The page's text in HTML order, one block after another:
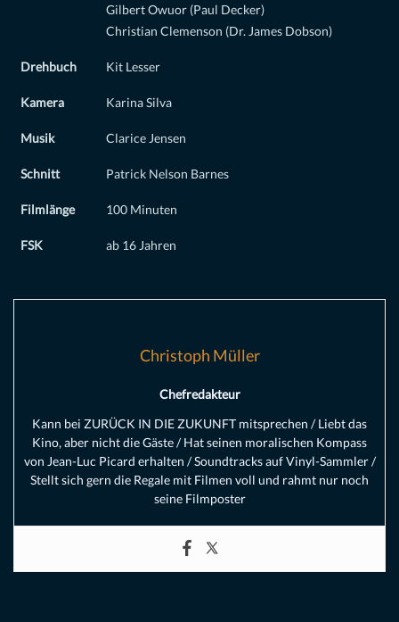
Gilbert Owuor (Paul Decker)
Christian Clemenson (Dr. James Dobson)
Drehbuch Kit Lesser
Kamera Karina Silva
Musik Clarice Jensen
Schnitt Patrick Nelson Barnes
Filmlänge 100 Minuten
FSK ab 16 Jahren
Christoph Müller
Chefredakteur
Kann bei ZURÜCK IN DIE ZUKUNFT mitsprechen / Liebt das
Kino, aber nicht die Gäste / Hat seinen moralischen Kompass
von Jean-Luc Picard erhalten / Soundtracks auf Vinyl-Sammler /
Stellt sich gern die Regale mit Filmen voll und rahmt nur noch
seine Filmposter